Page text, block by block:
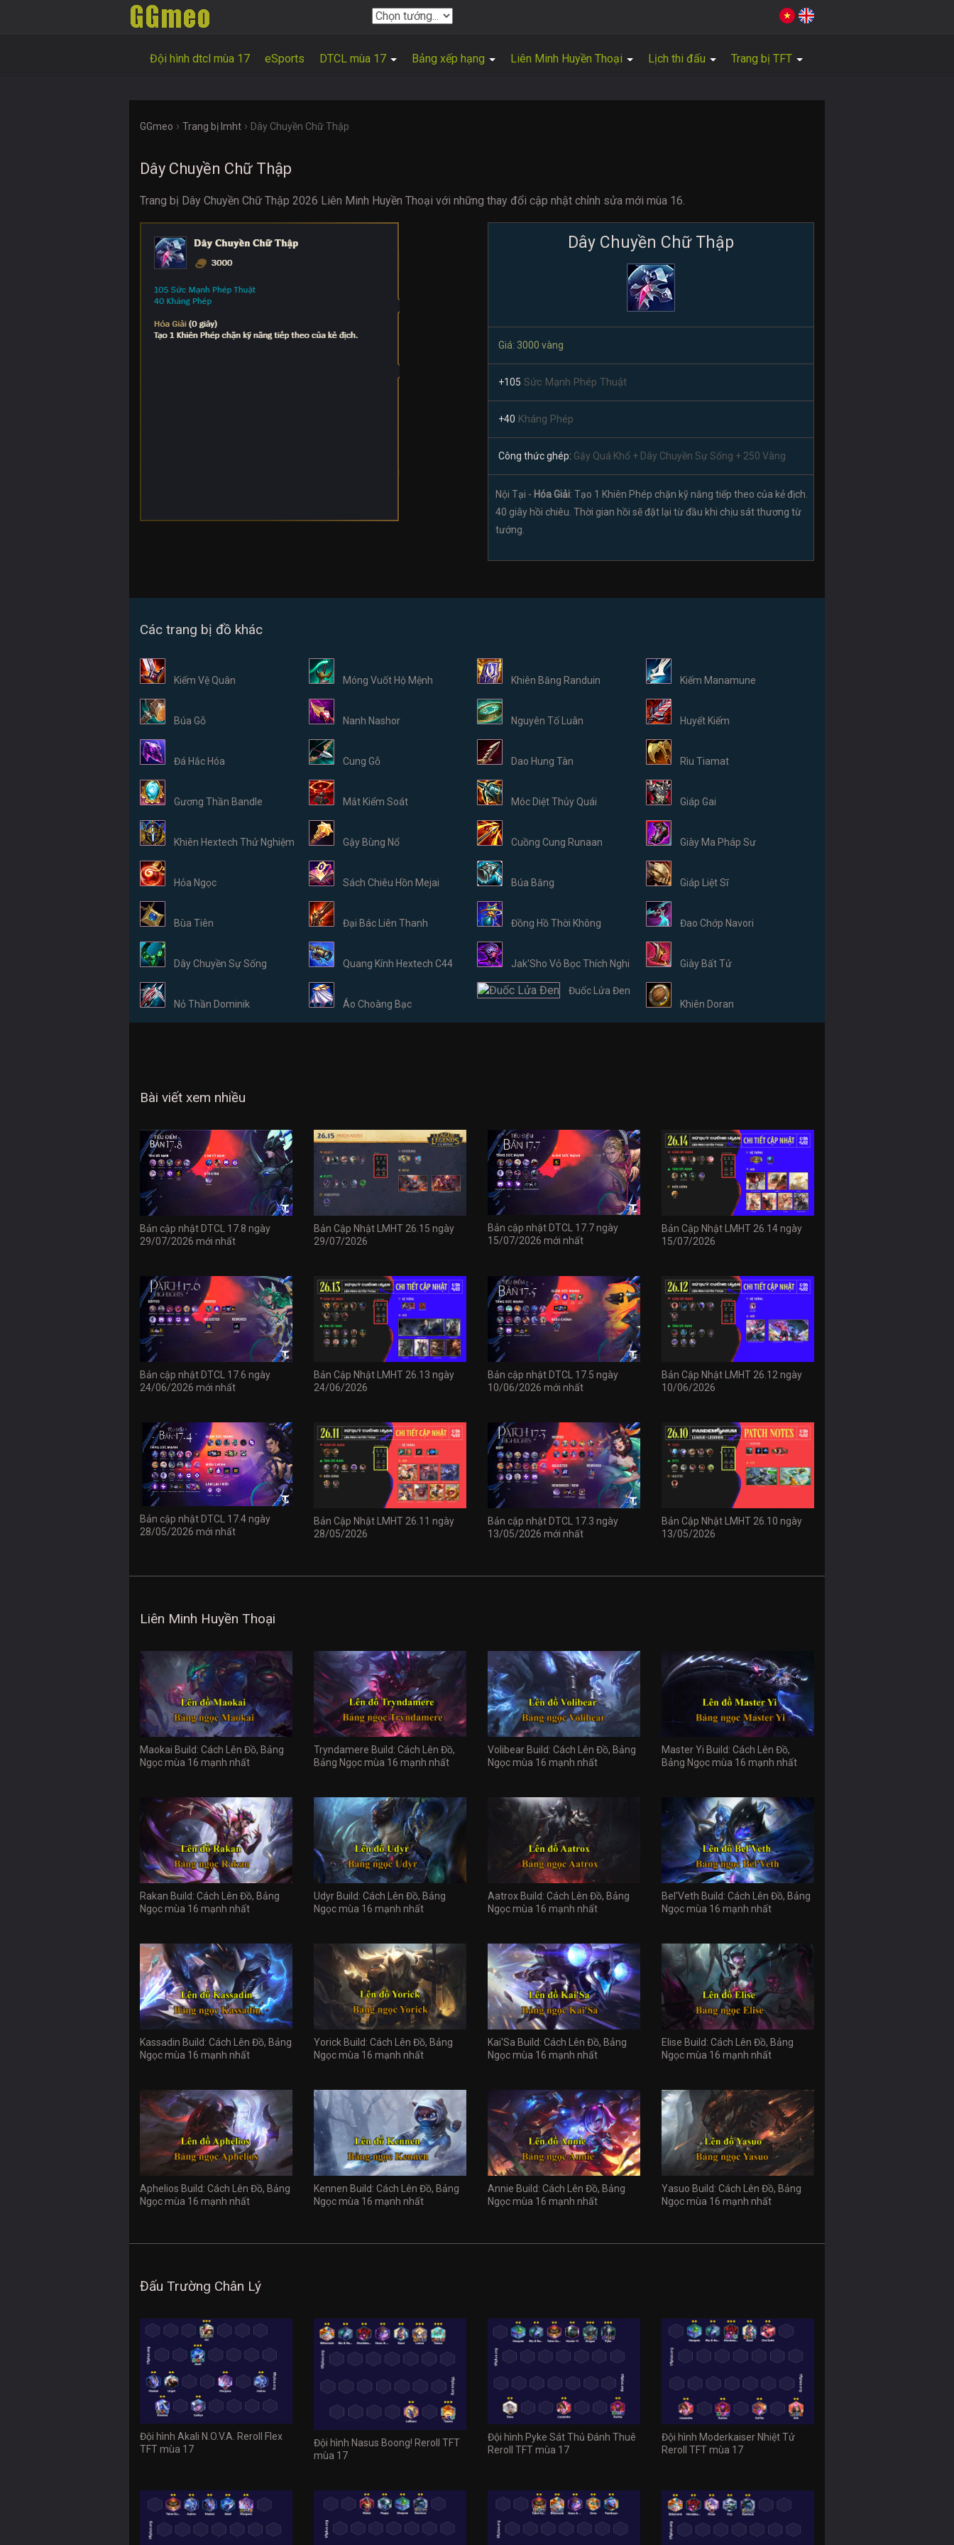
Đội hình dtcl mùa 17 eSports DTCL mùa 17 Bảng xếp hạng Liên Minh Huyền Thoại Lịch thi đấu Trang bị TFT
GGmeo › Trang bị lmht › Dây Chuyền Chữ Thập
Dây Chuyền Chữ Thập
Trang bị Dây Chuyền Chữ Thập 2026 Liên Minh Huyền Thoại với những thay đổi cập nhật chỉnh sửa mới mùa 16.
Dây Chuyền Chữ Thập
Giá: 3000 vàng
+105 Sức Mạnh Phép Thuật
+40 Kháng Phép
Công thức ghép: Gậy Quá Khổ + Dây Chuyền Sự Sống + 250 Vàng
Nội Tại - Hóa Giải: Tạo 1 Khiên Phép chặn kỹ năng tiếp theo của kẻ địch.
40 giây hồi chiêu. Thời gian hồi sẽ đặt lại từ đầu khi chịu sát thương từ
tướng.
Các trang bị đồ khác
Kiếm Vệ Quân Móng Vuốt Hộ Mệnh Khiên Băng Randuin Kiếm Manamune
Búa Gỗ Nanh Nashor Nguyên Tố Luân Huyết Kiếm
Đá Hắc Hóa Cung Gỗ Dao Hung Tàn Rìu Tiamat
Gương Thần Bandle Mắt Kiểm Soát Móc Diệt Thủy Quái Giáp Gai
Khiên Hextech Thử Nghiệm Gậy Bùng Nổ Cuồng Cung Runaan Giày Ma Pháp Sư
Hỏa Ngọc Sách Chiêu Hồn Mejai Búa Băng Giáp Liệt Sĩ
Bùa Tiên Đại Bác Liên Thanh Đồng Hồ Thời Không Đao Chớp Navori
Dây Chuyền Sự Sống Quang Kính Hextech C44 Jak'Sho Vỏ Bọc Thích Nghi Giày Bất Tử
Nỏ Thần Dominik Áo Choàng Bạc
Đuốc Lửa Đen
Khiên Doran
Bài viết xem nhiều
Bản cập nhật DTCL 17.8 ngày
29/07/2026 mới nhất
Bản Cập Nhật LMHT 26.15 ngày
29/07/2026
Bản cập nhật DTCL 17.7 ngày
15/07/2026 mới nhất
Bản Cập Nhật LMHT 26.14 ngày
15/07/2026
Bản cập nhật DTCL 17.6 ngày
24/06/2026 mới nhất
Bản Cập Nhật LMHT 26.13 ngày
24/06/2026
Bản cập nhật DTCL 17.5 ngày
10/06/2026 mới nhất
Bản Cập Nhật LMHT 26.12 ngày
10/06/2026
Bản cập nhật DTCL 17.4 ngày
28/05/2026 mới nhất
Bản Cập Nhật LMHT 26.11 ngày
28/05/2026
Bản cập nhật DTCL 17.3 ngày
13/05/2026 mới nhất
Bản Cập Nhật LMHT 26.10 ngày
13/05/2026
Liên Minh Huyền Thoại
Maokai Build: Cách Lên Đồ, Bảng
Ngọc mùa 16 mạnh nhất
Tryndamere Build: Cách Lên Đồ,
Bảng Ngọc mùa 16 mạnh nhất
Volibear Build: Cách Lên Đồ, Bảng
Ngọc mùa 16 mạnh nhất
Master Yi Build: Cách Lên Đồ,
Bảng Ngọc mùa 16 mạnh nhất
Rakan Build: Cách Lên Đồ, Bảng
Ngọc mùa 16 mạnh nhất
Udyr Build: Cách Lên Đồ, Bảng
Ngọc mùa 16 mạnh nhất
Aatrox Build: Cách Lên Đồ, Bảng
Ngọc mùa 16 mạnh nhất
Bel'Veth Build: Cách Lên Đồ, Bảng
Ngọc mùa 16 mạnh nhất
Kassadin Build: Cách Lên Đồ, Bảng
Ngọc mùa 16 mạnh nhất
Yorick Build: Cách Lên Đồ, Bảng
Ngọc mùa 16 mạnh nhất
Kai'Sa Build: Cách Lên Đồ, Bảng
Ngọc mùa 16 mạnh nhất
Elise Build: Cách Lên Đồ, Bảng
Ngọc mùa 16 mạnh nhất
Aphelios Build: Cách Lên Đồ, Bảng
Ngọc mùa 16 mạnh nhất
Kennen Build: Cách Lên Đồ, Bảng
Ngọc mùa 16 mạnh nhất
Annie Build: Cách Lên Đồ, Bảng
Ngọc mùa 16 mạnh nhất
Yasuo Build: Cách Lên Đồ, Bảng
Ngọc mùa 16 mạnh nhất
Đấu Trường Chân Lý
Đội hình Akali N.O.V.A. Reroll Flex
TFT mùa 17
Đội hình Nasus Boong! Reroll TFT
mùa 17
Đội hình Pyke Sát Thủ Đánh Thuê
Reroll TFT mùa 17
Đội hình Moderkaiser Nhiệt Tử
Reroll TFT mùa 17